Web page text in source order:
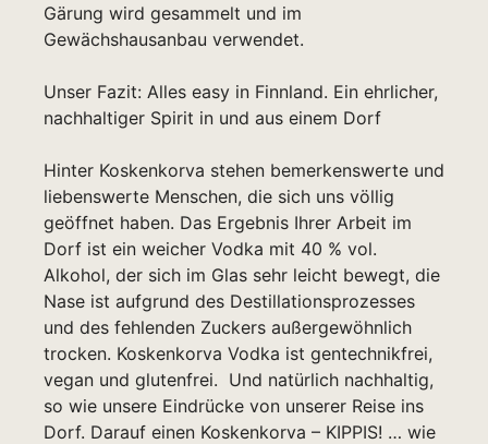
Gärung wird gesammelt und im
Gewächshausanbau verwendet.
Unser Fazit: Alles easy in Finnland. Ein ehrlicher,
nachhaltiger Spirit in und aus einem Dorf
Hinter Koskenkorva stehen bemerkenswerte und
liebenswerte Menschen, die sich uns völlig
geöffnet haben. Das Ergebnis Ihrer Arbeit im
Dorf ist ein weicher Vodka mit 40 % vol.
Alkohol, der sich im Glas sehr leicht bewegt, die
Nase ist aufgrund des Destillationsprozesses
und des fehlenden Zuckers außergewöhnlich
trocken. Koskenkorva Vodka ist gentechnikfrei,
vegan und glutenfrei. Und natürlich nachhaltig,
so wie unsere Eindrücke von unserer Reise ins
Dorf. Darauf einen Koskenkorva – KIPPIS! … wie